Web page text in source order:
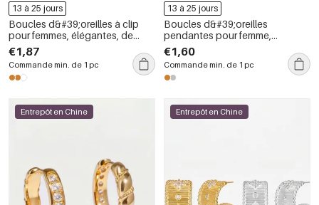
13 à 25 jours
Boucles d&#39;oreilles à clip
pour femmes, élégantes, de
forme irrégulière, couleur cuivre
doré et zircon, collection
Luxious
€1,87
Commande min. de 1 pc
13 à 25 jours
Boucles d&#39;oreilles
pendantes pour femme,
élégantes et géométriques, en
cuivre, collection Luxious Series
€1,60
Commande min. de 1 pc
Entrepôt en Chine Entrepôt en Chine